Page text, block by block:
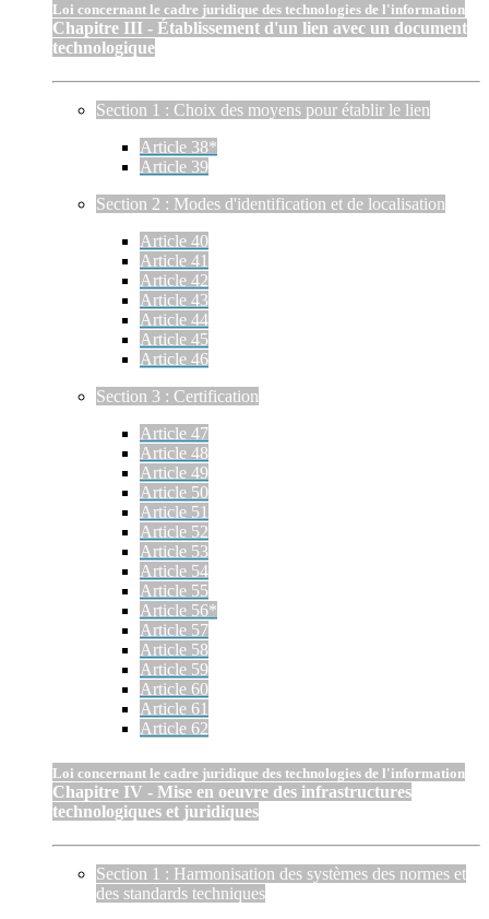
Loi concernant le cadre juridique des technologies de l'information
Chapitre III - Établissement d'un lien avec un document
technologique
Section 1 : Choix des moyens pour établir le lien
Article 38*
Article 39
Section 2 : Modes d'identification et de localisation
Article 40
Article 41
Article 42
Article 43
Article 44
Article 45
Article 46
Section 3 : Certification
Article 47
Article 48
Article 49
Article 50
Article 51
Article 52
Article 53
Article 54
Article 55
Article 56*
Article 57
Article 58
Article 59
Article 60
Article 61
Article 62
Loi concernant le cadre juridique des technologies de l'information
Chapitre IV - Mise en oeuvre des infrastructures
technologiques et juridiques
Section 1 : Harmonisation des systèmes des normes et
des standards techniques